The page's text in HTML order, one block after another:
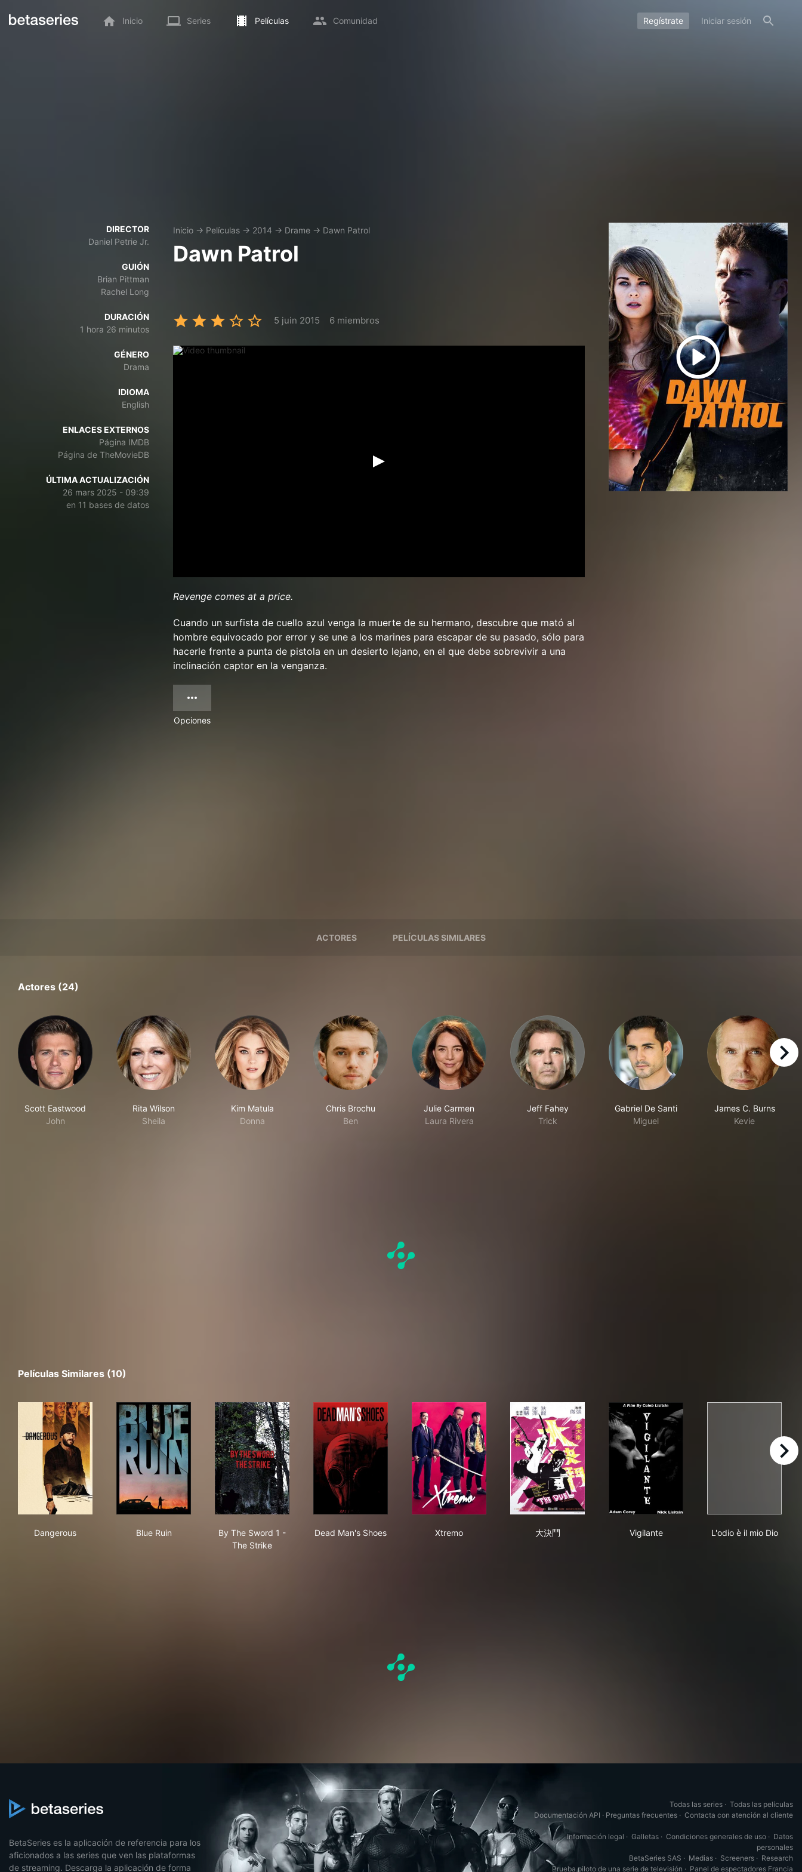
Inicio Series Películas Comunidad Regístrate Iniciar sesión
DIRECTOR
Daniel Petrie Jr.
GUIÓN
Brian Pittman
Rachel Long
DURACIÓN
1 hora 26 minutos
GÉNERO
Drama
IDIOMA
English
ENLACES EXTERNOS
Página IMDB
Página de TheMovieDB
ÚLTIMA ACTUALIZACIÓN
26 mars 2025 - 09:39
en 11 bases de datos
Inicio → Películas → 2014 → Drame → Dawn Patrol
Dawn Patrol
5 juin 2015 6 miembros
Revenge comes at a price.
Cuando un surfista de cuello azul venga la muerte de su hermano, descubre que mató al
hombre equivocado por error y se une a los marines para escapar de su pasado, sólo para
hacerle frente a punta de pistola en un desierto lejano, en el que debe sobrevivir a una
inclinación captor en la venganza.
Opciones
ACTORES PELÍCULAS SIMILARES
Actores (24)
Scott Eastwood
John
Rita Wilson
Sheila
Kim Matula
Donna
Chris Brochu
Ben
Julie Carmen
Laura Rivera
Jeff Fahey
Trick
Gabriel De Santi
Miguel
James C. Burns
Kevie
right
Películas Similares (10)
Dangerous
Blue Ruin
By The Sword 1 -
The Strike
Dead Man's Shoes
Xtremo
大決鬥
Vigilante
L'odio è il mio Dio
right
BetaSeries es la aplicación de referencia para los
aficionados a las series que ven las plataformas
de streaming. Descarga la aplicación de forma
Todas las series · Todas las películas
Documentación API · Preguntas frecuentes · Contacta con atención al cliente
Información legal · Galletas · Condiciones generales de uso · Datos
personales
BetaSeries SAS · Medias · Screeners · Research
Prueba piloto de una serie de televisión · Panel de espectadores Francia